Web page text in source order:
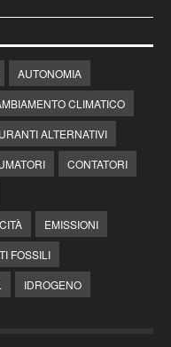
AUTONOMIA
CLIMATICO
ALTERNATIVI
CONTATORI
EMISSIONI
FOSSILI
IDROGENO